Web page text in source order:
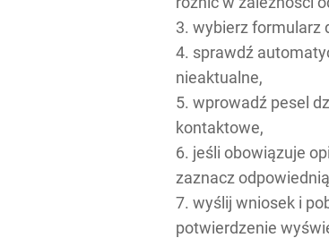
wybierz formularz
sprawdź
nieaktualne,
wprowadź pesel
kontaktowe,
jeśli obowiązuje
zaznacz
wyślij wniosek i
potwierdzenie